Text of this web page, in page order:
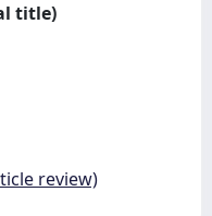
title)
review)